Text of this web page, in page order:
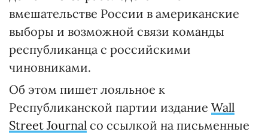
вмешательстве России в американские
выборы и возможной связи команды
республиканца с российскими
чиновниками.
Об этом пишет лояльное к
Республиканской партии издание Wall
Street Journal со ссылкой на письменные